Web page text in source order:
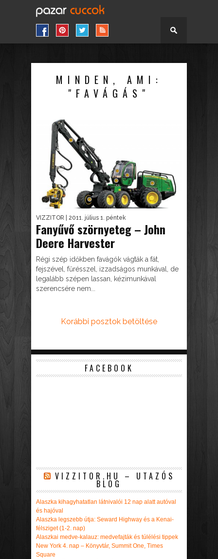
MINDEN, AMI:
"FAVÁGÁS"
VIZZITOR | 2011. július 1. péntek
Fanyűvő szörnyeteg – John
Deere Harvester
Régi szép időkben favágók vágták a fát,
fejszével, fűrésszel, izzadságos munkával, de
legalább szépen lassan, kézimunkával
szerencsére nem...
Korábbi posztok betöltése
FACEBOOK
VIZZITOR.HU – UTAZÓS
BLOG
Alaszka kihagyhatatlan látnivalói 12 nap alatt autóval
és hajóval
Alaszka legszebb útja: Seward Highway és a Kenai-
félsziget (1-2. nap)
Alaszkai medve-kalauz: medvefajták és túlélési tippek
New York 4. nap – Könyvtár, Summit One, Times
Square